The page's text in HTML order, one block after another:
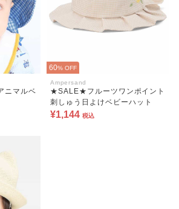
ニマルベ
60% OFF
Ampersand
★SALE★フルーツワンポイント
刺しゅう日よけベビーハット
¥1,144 税込